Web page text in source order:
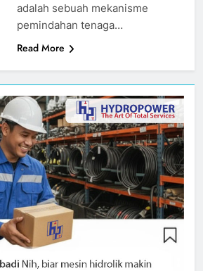
adalah sebuah mekanisme
pemindahan tenaga…
Read More